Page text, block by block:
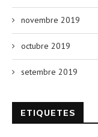
novembre 2019
octubre 2019
setembre 2019
ETIQUETES